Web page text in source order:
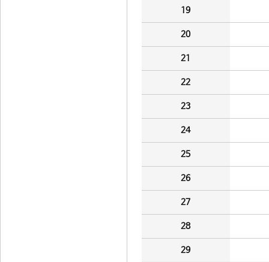
19
20
21
22
23
24
25
26
27
28
29